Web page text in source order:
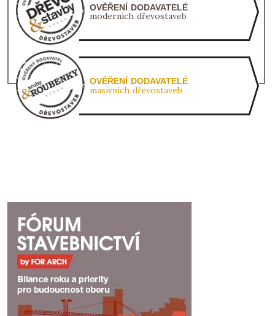
OVĚŘENÍ DODAVATELÉ
moderních dřevostaveb
OVĚŘENÍ DODAVATELÉ
masivních dřevostaveb